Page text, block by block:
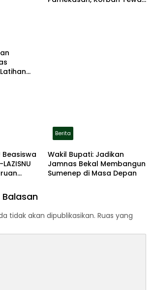
Berita
Wakil Bupati: Jadikan
Jamnas Bekal Membangun
Sumenep di Masa Depan
tidak akan dipublikasikan. Ruas yang